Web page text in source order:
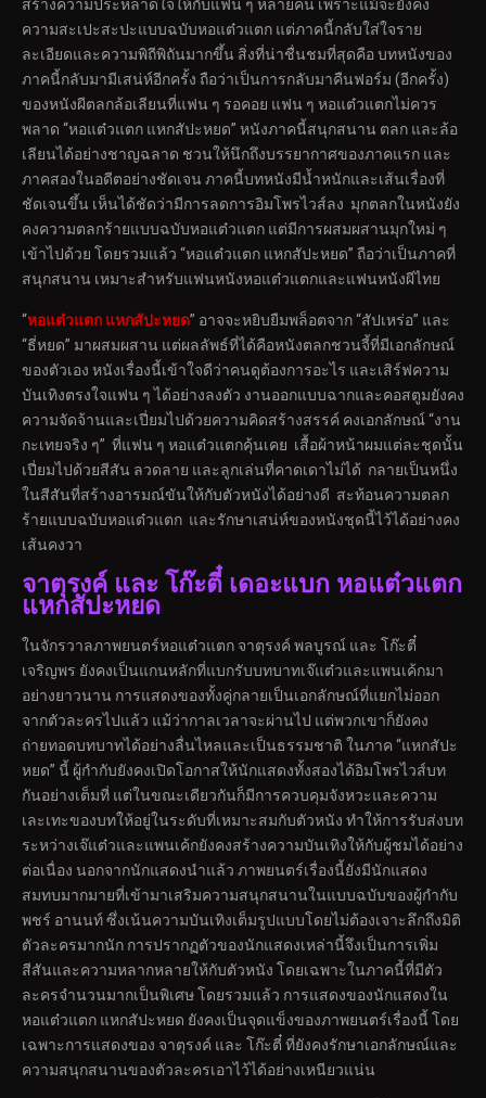
สร้างความประหลาดใจให้กับแฟน ๆ หลายคน เพราะแม้จะยังคง
ความสะเปะสะปะแบบฉบับหอแต๋วแตก แต่ภาคนี้กลับใส่ใจราย
ละเอียดและความพิถีพิถันมากขึ้น สิ่งที่น่าชื่นชมที่สุดคือ บทหนังของ
ภาคนี้กลับมามีเสน่ห์อีกครั้ง ถือว่าเป็นการกลับมาคืนฟอร์ม (อีกครั้ง)
ของหนังผีตลกล้อเลียนที่แฟน ๆ รอคอย แฟน ๆ หอแต๋วแตกไม่ควร
พลาด “หอแต๋วแตก แหกสัปะหยด” หนังภาคนี้สนุกสนาน ตลก และล้อ
เลียนได้อย่างชาญฉลาด ชวนให้นึกถึงบรรยากาศของภาคแรก และ
ภาคสองในอดีตอย่างชัดเจน ภาคนี้บทหนังมีน้ำหนักและเส้นเรื่องที่
ชัดเจนขึ้น เห็นได้ชัดว่ามีการลดการอิมโพรไวส์ลง มุกตลกในหนังยัง
คงความตลกร้ายแบบฉบับหอแต๋วแตก แต่มีการผสมผสานมุกใหม่ ๆ
เข้าไปด้วย โดยรวมแล้ว “หอแต๋วแตก แหกสัปะหยด” ถือว่าเป็นภาคที่
สนุกสนาน เหมาะสำหรับแฟนหนังหอแต๋วแตกและแฟนหนังผีไทย
“หอแต๋วแตก แหกสัปะหยด” อาจจะหยิบยืมพล็อตจาก “สัปเหร่อ” และ
“ธี่หยด” มาผสมผสาน แต่ผลลัพธ์ที่ได้คือหนังตลกชวนจี้ที่มีเอกลักษณ์
ของตัวเอง หนังเรื่องนี้เข้าใจดีว่าคนดูต้องการอะไร และเสิร์ฟความ
บันเทิงตรงใจแฟน ๆ ได้อย่างลงตัว งานออกแบบฉากและคอสตูมยังคง
ความจัดจ้านและเปี่ยมไปด้วยความคิดสร้างสรรค์ คงเอกลักษณ์ “งาน
กะเทยจริง ๆ” ที่แฟน ๆ หอแต๋วแตกคุ้นเคย เสื้อผ้าหน้าผมแต่ละชุดนั้น
เปี่ยมไปด้วยสีสัน ลวดลาย และลูกเล่นที่คาดเดาไม่ได้ กลายเป็นหนึ่ง
ในสีสันที่สร้างอารมณ์ขันให้กับตัวหนังได้อย่างดี สะท้อนความตลก
ร้ายแบบฉบับหอแต๋วแตก และรักษาเสน่ห์ของหนังชุดนี้ไว้ได้อย่างคง
เส้นคงวา
จาตุรงค์ และ โก๊ะตี๋ เดอะแบก หอแต๋วแตก
แหกสัปะหยด
ในจักรวาลภาพยนตร์หอแต๋วแตก จาตุรงค์ พลบูรณ์ และ โก๊ะตี๋
เจริญพร ยังคงเป็นแกนหลักที่แบกรับบทบาทเจ๊แต๋วและแพนเค้กมา
อย่างยาวนาน การแสดงของทั้งคู่กลายเป็นเอกลักษณ์ที่แยกไม่ออก
จากตัวละครไปแล้ว แม้ว่ากาลเวลาจะผ่านไป แต่พวกเขาก็ยังคง
ถ่ายทอดบทบาทได้อย่างลื่นไหลและเป็นธรรมชาติ ในภาค “แหกสัปะ
หยด” นี้ ผู้กำกับยังคงเปิดโอกาสให้นักแสดงทั้งสองได้อิมโพรไวส์บท
กันอย่างเต็มที่ แต่ในขณะเดียวกันก็มีการควบคุมจังหวะและความ
เละเทะของบทให้อยู่ในระดับที่เหมาะสมกับตัวหนัง ทำให้การรับส่งบท
ระหว่างเจ๊แต๋วและแพนเค้กยังคงสร้างความบันเทิงให้กับผู้ชมได้อย่าง
ต่อเนื่อง นอกจากนักแสดงนำแล้ว ภาพยนตร์เรื่องนี้ยังมีนักแสดง
สมทบมากมายที่เข้ามาเสริมความสนุกสนานในแบบฉบับของผู้กำกับ
พชร์ อานนท์ ซึ่งเน้นความบันเทิงเต็มรูปแบบโดยไม่ต้องเจาะลึกถึงมิติ
ตัวละครมากนัก การปรากฏตัวของนักแสดงเหล่านี้จึงเป็นการเพิ่ม
สีสันและความหลากหลายให้กับตัวหนัง โดยเฉพาะในภาคนี้ที่มีตัว
ละครจำนวนมากเป็นพิเศษ โดยรวมแล้ว การแสดงของนักแสดงใน
หอแต๋วแตก แหกสัปะหยด ยังคงเป็นจุดแข็งของภาพยนตร์เรื่องนี้ โดย
เฉพาะการแสดงของ จาตุรงค์ และ โก๊ะตี๋ ที่ยังคงรักษาเอกลักษณ์และ
ความสนุกสนานของตัวละครเอาไว้ได้อย่างเหนียวแน่น